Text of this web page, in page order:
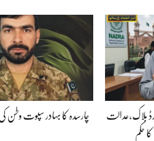
بلاک،عدالت
حکم
چارسدہ کا بہادر سپوت وطن